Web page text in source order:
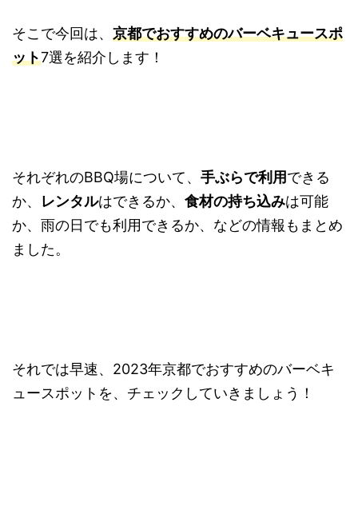
そこで今回は、 京都でおすすめのバーベキュースポ
ット7選を紹介します！
それぞれのBBQ場について、 手ぶらで利用できる
か、 レンタルはできるか、 食材の持ち込みは可能
か、雨の日でも利用できるか、などの情報もまとめ
ました。
それでは早速、2023年京都でおすすめのバーベキ
ュースポットを、チェックしていきましょう！